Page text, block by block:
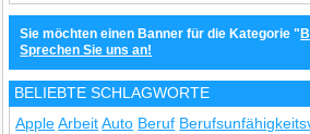
Sie möchten einen Banner für die Kategorie "
Sprechen Sie uns an!
BELIEBTE SCHLAGWORTE
Apple Arbeit Auto Beruf